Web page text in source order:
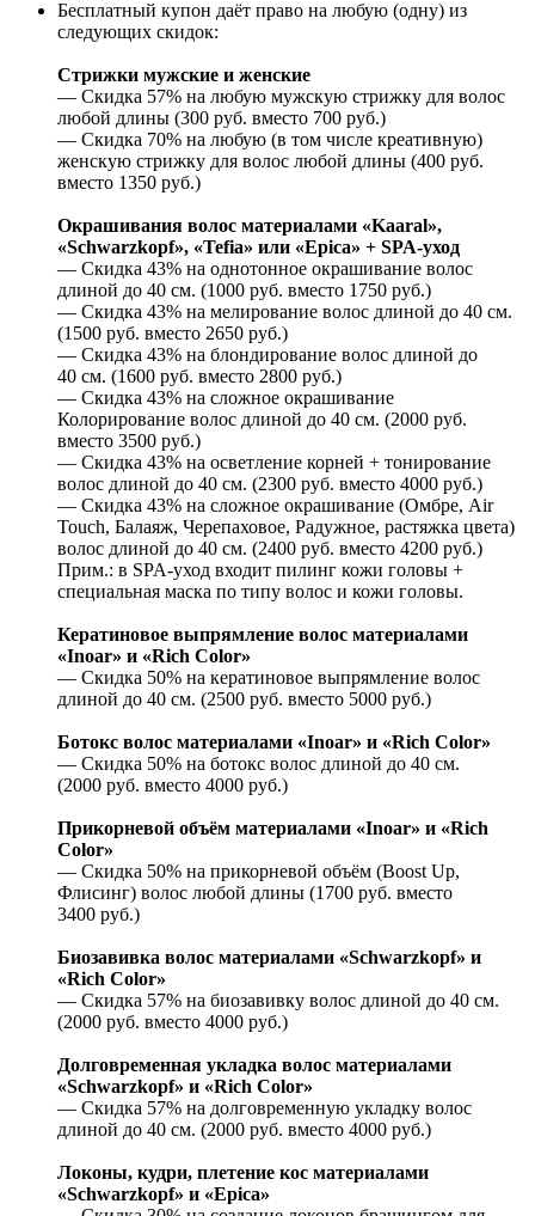
Бесплатный купон даёт право на любую (одну) из
следующих скидок:
Стрижки мужские и женские
— Скидка 57% на любую мужскую стрижку для волос
любой длины (300 руб. вместо 700 руб.)
— Скидка 70% на любую (в том числе креативную)
женскую стрижку для волос любой длины (400 руб.
вместо 1350 руб.)
Окрашивания волос материалами «Kaaral»,
«Schwarzkopf», «Tefia» или «Epica» + SPA-уход
— Скидка 43% на однотонное окрашивание волос
длиной до 40 см. (1000 руб. вместо 1750 руб.)
— Скидка 43% на мелирование волос длиной до 40 см.
(1500 руб. вместо 2650 руб.)
— Скидка 43% на блондирование волос длиной до
40 см. (1600 руб. вместо 2800 руб.)
— Скидка 43% на сложное окрашивание
Колорирование волос длиной до 40 см. (2000 руб.
вместо 3500 руб.)
— Скидка 43% на осветление корней + тонирование
волос длиной до 40 см. (2300 руб. вместо 4000 руб.)
— Скидка 43% на сложное окрашивание (Омбре, Air
Touch, Балаяж, Черепаховое, Радужное, растяжка цвета)
волос длиной до 40 см. (2400 руб. вместо 4200 руб.)
Прим.: в SPA-уход входит пилинг кожи головы +
специальная маска по типу волос и кожи головы.
Кератиновое выпрямление волос материалами
«Inoar» и «Rich Color»
— Скидка 50% на кератиновое выпрямление волос
длиной до 40 см. (2500 руб. вместо 5000 руб.)
Ботокс волос материалами «Inoar» и «Rich Color»
— Скидка 50% на ботокс волос длиной до 40 см.
(2000 руб. вместо 4000 руб.)
Прикорневой объём материалами «Inoar» и «Rich
Color»
— Скидка 50% на прикорневой объём (Boost Up,
Флисинг) волос любой длины (1700 руб. вместо
3400 руб.)
Биозавивка волос материалами «Schwarzkopf» и
«Rich Color»
— Скидка 57% на биозавивку волос длиной до 40 см.
(2000 руб. вместо 4000 руб.)
Долговременная укладка волос материалами
«Schwarzkopf» и «Rich Color»
— Скидка 57% на долговременную укладку волос
длиной до 40 см. (2000 руб. вместо 4000 руб.)
Локоны, кудри, плетение кос материалами
«Schwarzkopf» и «Epica»